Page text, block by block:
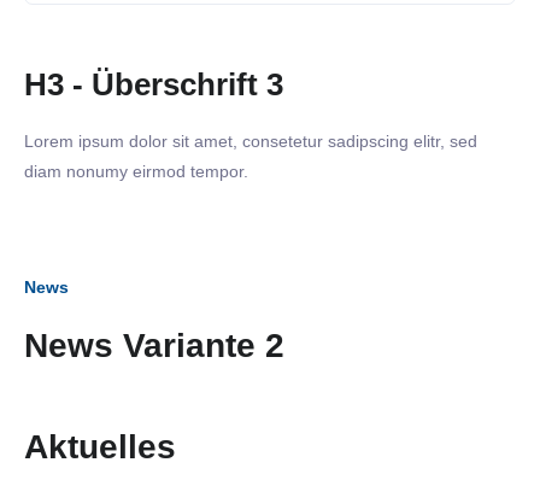
H3 - Überschrift 3
Lorem ipsum dolor sit amet, consetetur sadipscing elitr, sed
diam nonumy eirmod tempor.
News
News Variante 2
Aktuelles